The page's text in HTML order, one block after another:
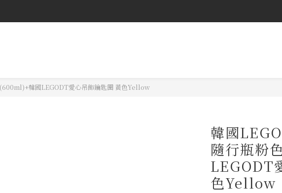
韓國LEGODT愛心吊飾鑰匙圈 黃色Yellow
韓國
隨行瓶粉
LEGODT
色Yellow